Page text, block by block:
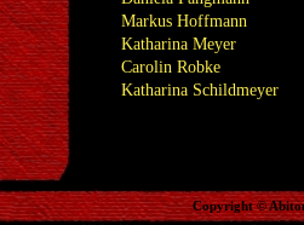
Markus Hoffmann
Katharina Meyer
Carolin Robke
Katharina Schildmeyer
Copyright ©